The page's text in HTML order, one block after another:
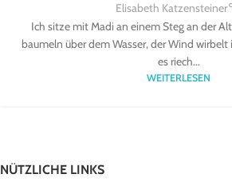
Elisabeth Katzensteiner
Ich sitze mit Madi an einem Steg an der
baumeln über dem Wasser, der Wind wirbelt
es riech...
WEITERLESEN
NÜTZLICHE LINKS